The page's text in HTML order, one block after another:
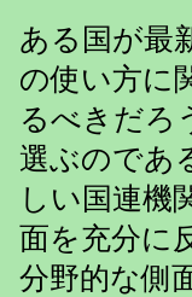
ある国が最
の使い方に
るべきだろ
選ぶのであ
しい国連機
面を充分に
分野的な側